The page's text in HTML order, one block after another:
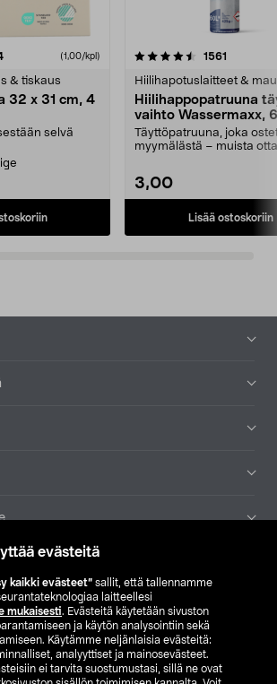
evästeitä
kaikki evästeet” sallit, että tallennamme
laitteellesi
mukaisesti. Evästeitä käytetään sivuston
ja käytön analysointiin sekä
Käytämme neljänlaisia evästeitä:
analyyttiset ja mainosevästeet.
ei tarvita suostumustasi, sillä ne ovat
arvostelut (1,00/kpl)
& tiskaus
32 x 31 cm, 4
selvä
1561
Hiilihapotuslaitteet &
Hiilihappopatruuna
vaihto Wassermaxx,
Täyttöpatruuna, joka
myymälästä – muista
3,00
Lisää ostoskoriin
4.5viidestä
Etsi myymälä
SE NO FI
FI SV